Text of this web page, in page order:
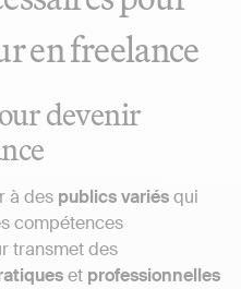
en freelance
devenir
à des publics variésqui
compétences
transmet des
et professionnelles